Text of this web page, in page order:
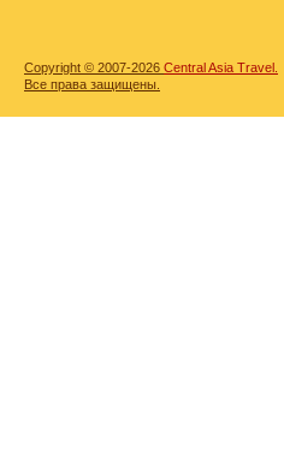
Copyright © 2007-2026 Central Asia Travel.
Все права защищены.